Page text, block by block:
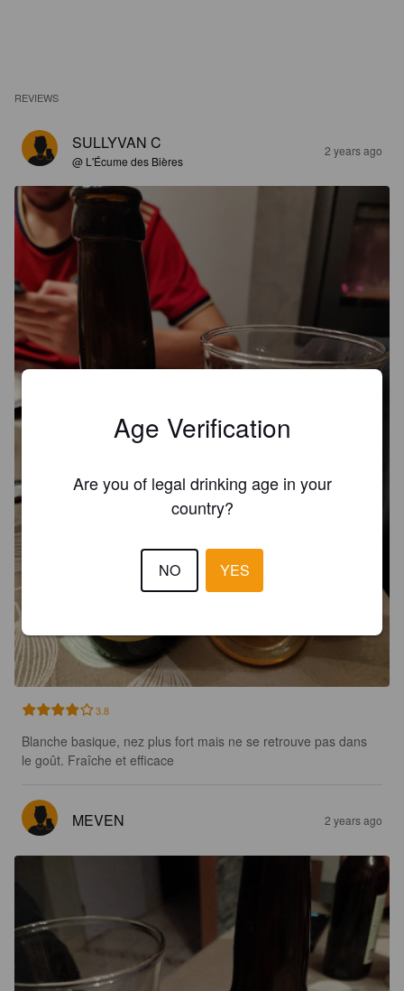
REVIEWS
SULLYVAN C
@ L'Écume des Bières
2 years ago
3.8
Blanche basique, nez plus fort mais ne se retrouve pas dans
le goût. Fraîche et efficace
MEVEN 2 years ago
Age Verification
Are you of legal drinking age in your
country?
NO YES